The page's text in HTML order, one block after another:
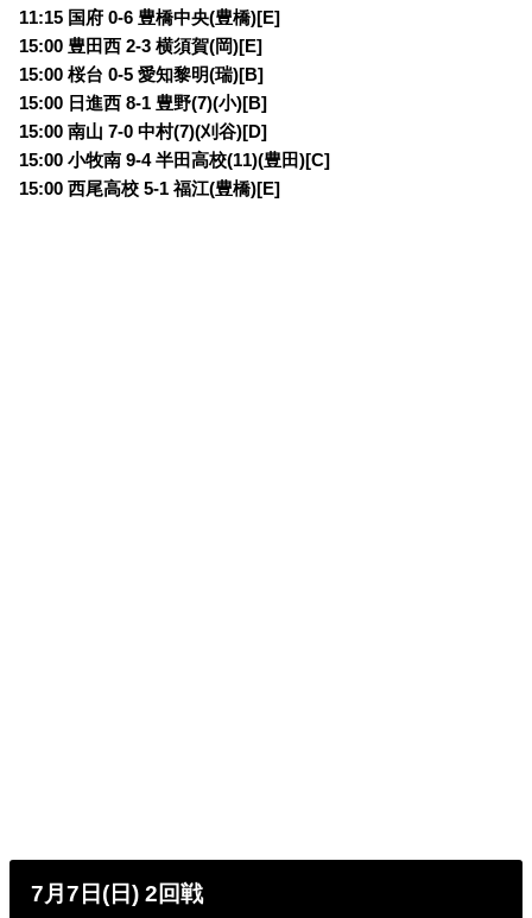
11:15 国府 0-6 豊橋中央(豊橋)[E]
15:00 豊田西 2-3 横須賀(岡)[E]
15:00 桜台 0-5 愛知黎明(瑞)[B]
15:00 日進西 8-1 豊野(7)(小)[B]
15:00 南山 7-0 中村(7)(刈谷)[D]
15:00 小牧南 9-4 半田高校(11)(豊田)[C]
15:00 西尾高校 5-1 福江(豊橋)[E]
7月7日(日) 2回戦